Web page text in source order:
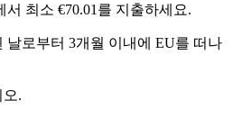
서 최소 €70.01를 지출하세요.
날로부터 3개월 이내에 EU를 떠나
오.